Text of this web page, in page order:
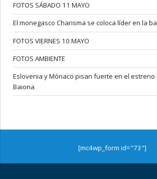
FOTOS SÁBADO 11 MAYO
El monegasco Charisma se coloca líder en la
FOTOS VIERNES 10 MAYO
FOTOS AMBIENTE
Eslovenia y Mónaco pisan fuerte en el estreno
Baiona
[mc4wp_form id="73"]